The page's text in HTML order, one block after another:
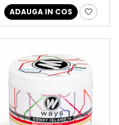
ADAUGA IN COS